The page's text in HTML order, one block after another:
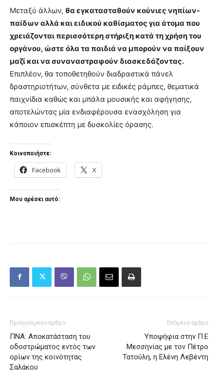
Μεταξύ άλλων, θα εγκατασταθούν κούνιες νηπίων-
παίδων αλλά και ειδικού καθίσματος για άτομα που
χρειάζονται περισσότερη στήριξη κατά τη χρήση του
οργάνου, ώστε όλα τα παιδιά να μπορούν να παίξουν
μαζί και να συναναστραφούν διασκεδάζοντας.
Επιπλέον, θα τοποθετηθούν διαδραστικά πάνελ
δραστηριοτήτων, σύνθετα με ειδικές ράμπες, θεματικά
παιχνίδια καθώς και μπάλα μουσικής και αφήγησης,
αποτελώντας μία ενδιαφέρουσα ενασχόληση για
κάποιον επισκέπτη με δυσκολίες όρασης.
Κοινοποιήστε:
Facebook X
Μου αρέσει αυτό:
Προηγούμενο άρθρο
ΠΝΑ: Αποκατάσταση του
οδοστρώματος εντός των
ορίων της κοινότητας
Σαλάκου
Επόμενο άρθρο
Υποψήφια στην Π.Ε
Μεσσηνίας με τον Πέτρο
Τατούλη, η Ελένη Λεβέντη